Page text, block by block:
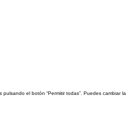
el botón “Permitir todas”. Puedes cambiar la